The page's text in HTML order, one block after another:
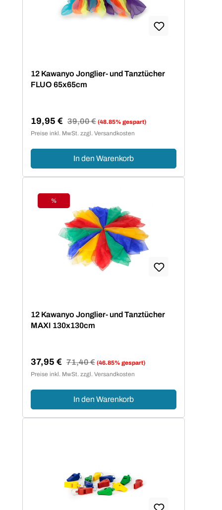
12 Kawanyo Jonglier- und Tanztücher
FLUO 65x65cm
Verkaufspreis:
19,95 € Regulärer Preis:
39,00 € (48.85% gespart)
Preise inkl. MwSt. zzgl. Versandkosten
In den Warenkorb
Rabatt
%
12 Kawanyo Jonglier- und Tanztücher
MAXI 130x130cm
Verkaufspreis:
37,95 € Regulärer Preis:
71,40 € (46.85% gespart)
Preise inkl. MwSt. zzgl. Versandkosten
In den Warenkorb